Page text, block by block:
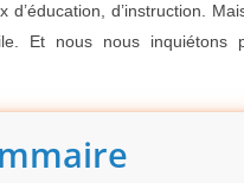
d’éducation, d’instruction.
Et nous nous inquiétons